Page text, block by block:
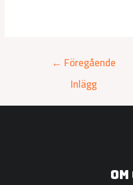
← Föregående
Inlägg